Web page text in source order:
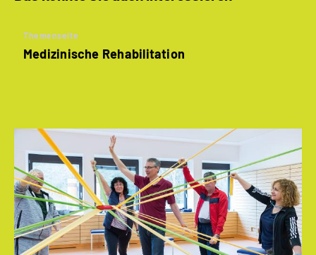
Themenseite
Medizinische Rehabilitation